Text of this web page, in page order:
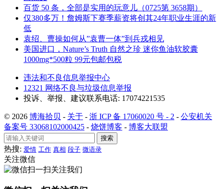
百货 50 条，全部是实用的玩意儿（0725第 3658期）
仅380多万！詹姆斯下赛季薪资将创其24年职业生涯的新
低
袁绍、曹操如何从”袁曹一体”到兵戎相见
美国进口，Nature’s Truth 自然之珍 迷你鱼油软胶囊
1000mg*500粒 99元包邮包税
违法和不良信息举报中心
12321 网络不良与垃圾信息举报
投诉、举报、建议联系电话: 17074221535
© 2026 博海拾贝 - 关于 - 浙 ICP 备 17060020 号 - 2 - 公安机关
备案号 33068102000425 - 烧饼博客 - 博客大联盟
搜索
热搜: 爱情 工作 真相 段子 微语录
关注微信